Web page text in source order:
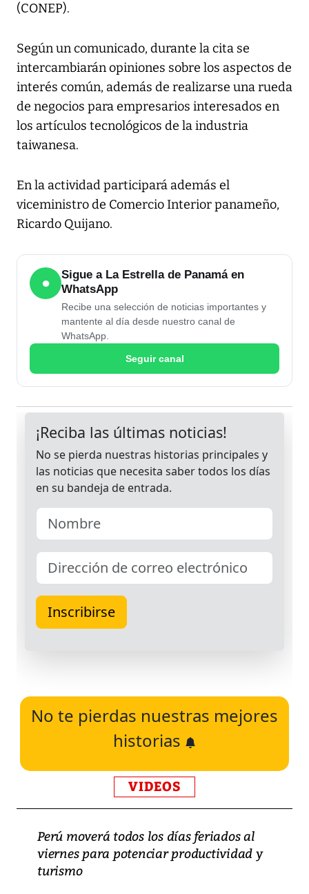
(CONEP).
Según un comunicado, durante la cita se
intercambiarán opiniones sobre los aspectos de
interés común, además de realizarse una rueda
de negocios para empresarios interesados en
los artículos tecnológicos de la industria
taiwanesa.
En la actividad participará además el
viceministro de Comercio Interior panameño,
Ricardo Quijano.
●
Sigue a La Estrella de Panamá en
WhatsApp
Recibe una selección de noticias importantes y
mantente al día desde nuestro canal de
WhatsApp.
Seguir canal
No te pierdas nuestras mejores
historias
VIDEOS
Perú moverá todos los días feriados al
viernes para potenciar productividad y
turismo